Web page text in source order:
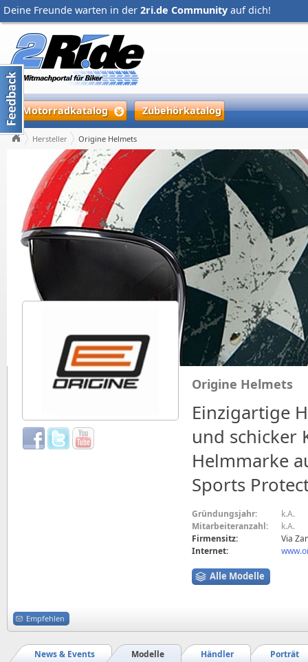
Deine Freunde warten in der 2ri.de Community auf dich!
Motorradkatalog Zubehörkatalog
Hersteller Origine Helmets
Origine Helmets
Einzigartige
und schicker
Helmmarke
Sports
Gründungsjahr:
k.A.
Mitarbeiteranzahl:
k.A.
Firmensitz:
Via
Internet:
Alle Modelle
Empfehlen
Porträt
Händler
Modelle
News & Events